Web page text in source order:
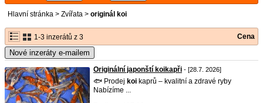
Hlavní stránka > Zvířata > originál koi
1-3 inzerátů z 3 Cena
Nové inzeráty e-mailem
Originální japonští koikapři - [28.7. 2026]
🐟 Prodej koi kaprů – kvalitní a zdravé ryby
Nabízíme ...